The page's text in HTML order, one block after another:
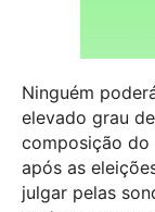
Ninguém
elevado grau
composição do
após as
julgar pelas